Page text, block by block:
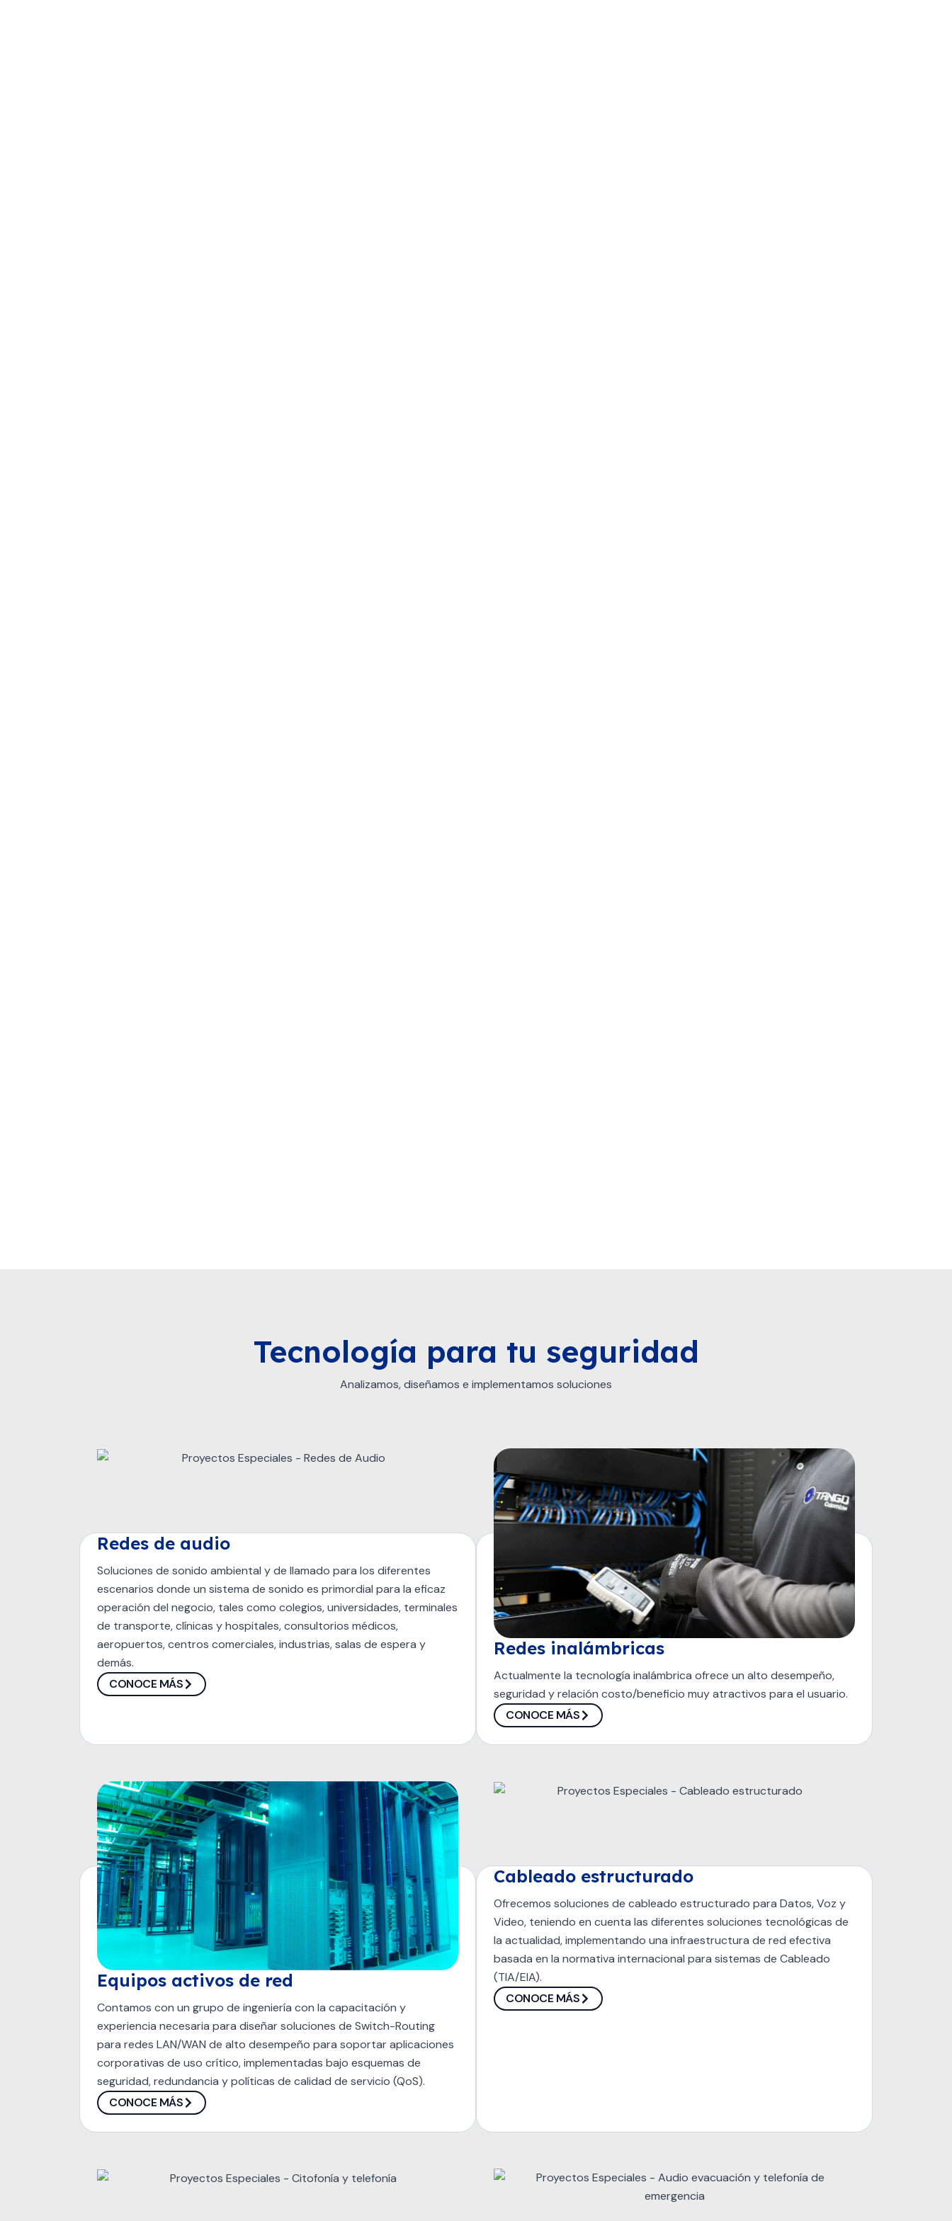
Tecnología para tu seguridad
Analizamos, diseñamos e implementamos soluciones
Redes de audio
Soluciones de sonido ambiental y de llamado para los diferentes
escenarios donde un sistema de sonido es primordial para la eficaz
operación del negocio, tales como colegios, universidades, terminales
de transporte, clínicas y hospitales, consultorios médicos,
aeropuertos, centros comerciales, industrias, salas de espera y
demás.
CONOCE MÁS
Redes inalámbricas
Actualmente la tecnología inalámbrica ofrece un alto desempeño,
seguridad y relación costo/beneficio muy atractivos para el usuario.
CONOCE MÁS
Equipos activos de red
Contamos con un grupo de ingeniería con la capacitación y
experiencia necesaria para diseñar soluciones de Switch-Routing
para redes LAN/WAN de alto desempeño para soportar aplicaciones
corporativas de uso crítico, implementadas bajo esquemas de
seguridad, redundancia y políticas de calidad de servicio (QoS).
CONOCE MÁS
Cableado estructurado
Ofrecemos soluciones de cableado estructurado para Datos, Voz y
Video, teniendo en cuenta las diferentes soluciones tecnológicas de
la actualidad, implementando una infraestructura de red efectiva
basada en la normativa internacional para sistemas de Cableado
(TIA/EIA).
CONOCE MÁS